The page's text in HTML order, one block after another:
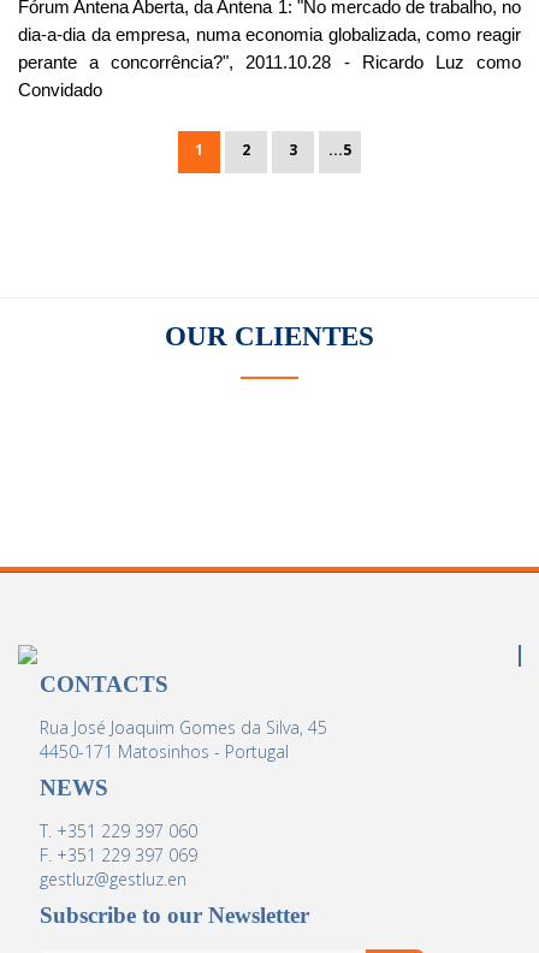
Fórum Antena Aberta, da Antena 1: "No mercado de trabalho, no
dia-a-dia da empresa, numa economia globalizada, como reagir
perante a concorrência?", 2011.10.28 - Ricardo Luz como
Convidado
1 2 3 ...5
OUR CLIENTES
CONTACTS
Rua José Joaquim Gomes da Silva, 45
4450-171 Matosinhos - Portugal
NEWS
T. +351 229 397 060
F. +351 229 397 069
gestluz@gestluz.en
Subscribe to our Newsletter